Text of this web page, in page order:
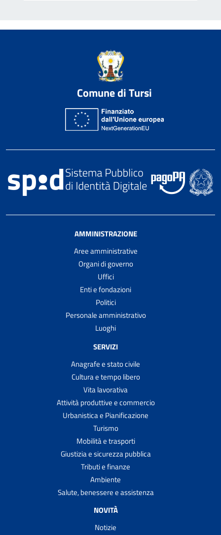
Comune di Tursi
AMMINISTRAZIONE
Aree amministrative
Organi di governo
Uffici
Enti e fondazioni
Politici
Personale amministrativo
Luoghi
SERVIZI
Anagrafe e stato civile
Cultura e tempo libero
Vita lavorativa
Attività produttive e commercio
Urbanistica e Pianificazione
Turismo
Mobilità e trasporti
Giustizia e sicurezza pubblica
Tributi e finanze
Ambiente
Salute, benessere e assistenza
NOVITÀ
Notizie